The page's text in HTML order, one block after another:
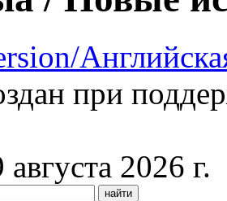
при
2026 г.